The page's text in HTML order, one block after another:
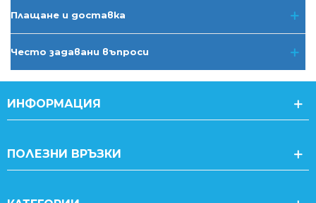
Плащане и доставка
Често задавани въпроси
ИНФОРМАЦИЯ
ПОЛЕЗНИ ВРЪЗКИ